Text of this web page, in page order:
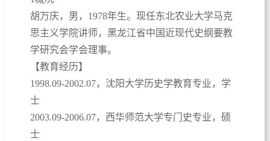
胡万庆，男，1978年生。现任东北农业大学马克
思主义学院讲师，黑龙江省中国近现代史纲要教
学研究会学会理事。
【教育经历】
1998.09-2002.07，沈阳大学历史学教育专业，学
士
2003.09-2006.07，西华师范大学专门史专业，硕
士